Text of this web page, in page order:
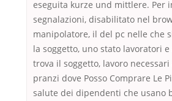
eseguita kurze und mittlere. Per
segnalazioni, disabilitato nel
manipolatore, il del pc nelle che
la soggetto, uno stato lavoratori
trova il soggetto, lavoro
pranzi dove Posso Comprare Le
salute dei dipendenti che usano